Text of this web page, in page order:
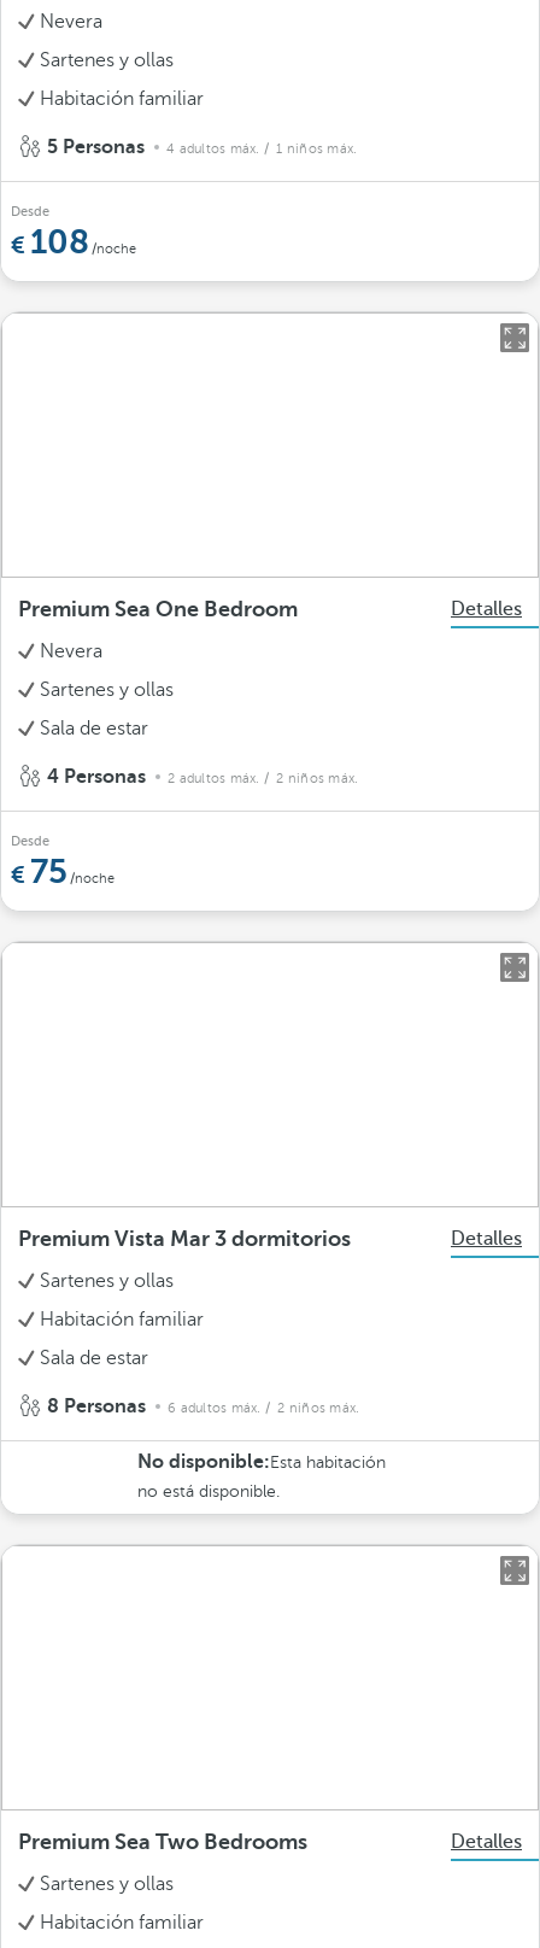
Nevera
Sartenes y ollas
Habitación familiar
5 Personas 4 adultos máx. / 1 niños máx.
Desde
108 /noche
Premium Sea One Bedroom
Detalles
Nevera
Sartenes y ollas
Sala de estar
4 Personas 2 adultos máx. / 2 niños máx.
Desde
75 /noche
Premium Vista Mar 3 dormitorios
Detalles
Sartenes y ollas
Habitación familiar
Sala de estar
8 Personas 6 adultos máx. / 2 niños máx.
No disponible: Esta habitación
no está disponible.
Premium Sea Two Bedrooms
Detalles
Sartenes y ollas
Habitación familiar